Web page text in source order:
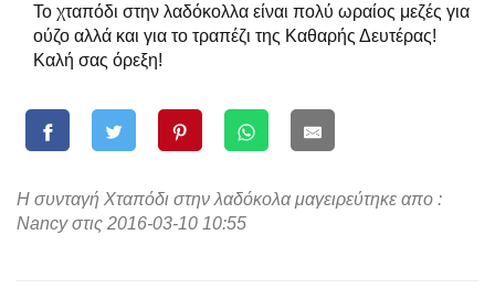
Το χταπόδι στην λαδόκολλα είναι πολύ ωραίος μεζές για
ούζο αλλά και για το τραπέζι της Καθαρής Δευτέρας!
Καλή σας όρεξη!
Η συνταγή Χταπόδι στην λαδόκολα μαγειρεύτηκε απο :
Nancy στις 2016-03-10 10:55